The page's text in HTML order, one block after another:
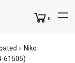
0
Niko
61505)